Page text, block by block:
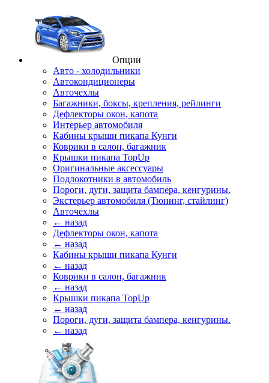
Опции
Авто - холодильники
Автокондиционеры
Авточехлы
Багажники, боксы, крепления, рейлинги
Дефлекторы окон, капота
Интерьер автомобиля
Кабины крыши пикапа Кунги
Коврики в салон, багажник
Крышки пикапа TopUp
Оригинальные аксессуары
Подлокотники в автомобиль
Пороги, дуги, защита бампера, кенгурины.
Экстерьер автомобиля (Тюнинг, стайлинг)
Авточехлы
← назад
Дефлекторы окон, капота
← назад
Кабины крыши пикапа Кунги
← назад
Коврики в салон, багажник
← назад
Крышки пикапа TopUp
← назад
Пороги, дуги, защита бампера, кенгурины.
← назад